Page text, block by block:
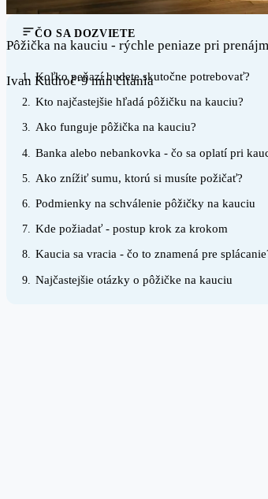
Pôžička na kauciu - rýchle peniaze pri
Ivan Kudroč·9 min čítania
ČO SA DOZVIETE
1. Koľko peňazí budete skutočne potrebovať?
2. Kto najčastejšie hľadá pôžičku na kauciu?
3. Ako funguje pôžička na kauciu?
4. Banka alebo nebankovka - čo sa oplatí pri
5. Ako znížiť sumu, ktorú si musíte požičať?
6. Podmienky na schválenie pôžičky na kauciu
7. Kde požiadať - postup krok za krokom
8. Kaucia sa vracia - čo to znamená pre
9. Najčastejšie otázky o pôžičke na kauciu